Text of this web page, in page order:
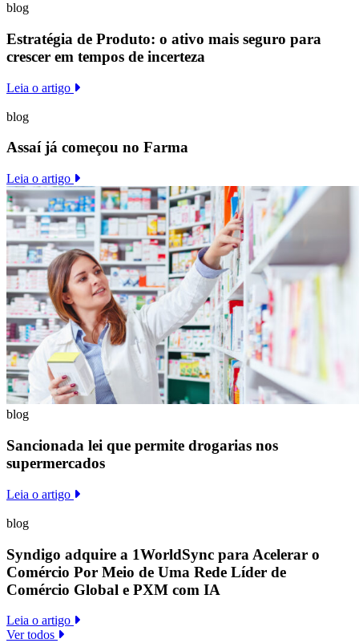
blog
Estratégia de Produto: o ativo mais seguro para
crescer em tempos de incerteza
Leia o artigo
blog
Assaí já começou no Farma
Leia o artigo
blog
Sancionada lei que permite drogarias nos
supermercados
Leia o artigo
blog
Syndigo adquire a 1WorldSync para Acelerar o
Comércio Por Meio de Uma Rede Líder de
Comércio Global e PXM com IA
Leia o artigo
Ver todos